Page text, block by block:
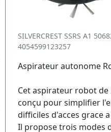
SILVERCREST SSRS A1
4054599123257
Aspirateur autonome
Cet aspirateur robot de
conçu pour simplifier
difficiles d'acces grace
Il propose trois modes